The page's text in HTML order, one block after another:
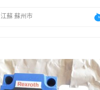
江蘇 蘇州市